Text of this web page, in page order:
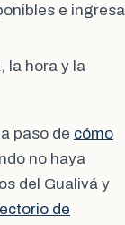
e ingresa
la hora y la
paso de cómo
no haya
del Gualivá y
de